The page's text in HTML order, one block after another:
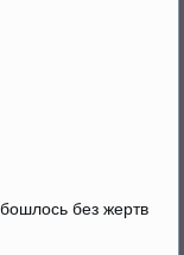
без жертв